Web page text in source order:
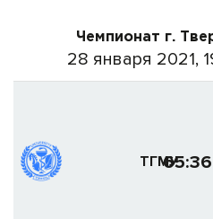
Чемпионат г.
28 января 2021,
ТГМУ65:36